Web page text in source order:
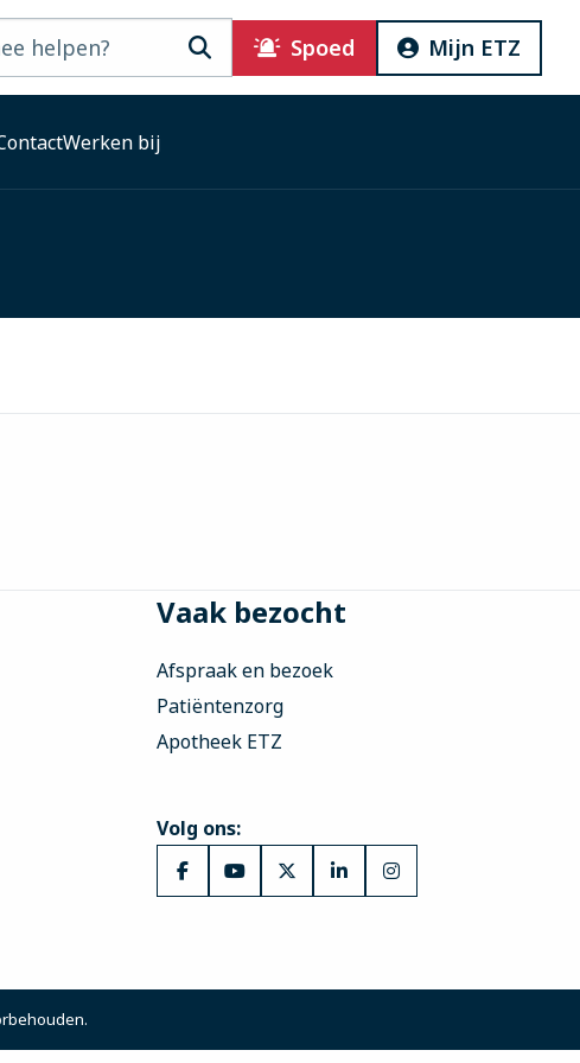
Zoeken Spoed Mijn ETZ
Werken bij
Vaak bezocht
Afspraak en bezoek
Patiëntenzorg
Apotheek ETZ
Volg ons:
Ga
Ga
Ga
Ga
Ga